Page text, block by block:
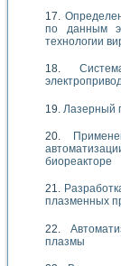
по данным
технологии
Лазерный
биореакторе
плазменных
плазмы